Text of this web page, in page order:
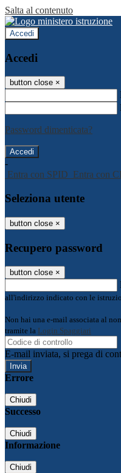
Salta al contenuto
Accedi
Accedi
button close ×
Password dimenticata?
-
Entra con SPID Entra con
Seleziona utente
button close ×
Recupero password
button close ×
all'indirizzo indicato con le
Non hai una e-mail associata al
tramite la Login Spaggiari
E-mail inviata, si prega di
Errore
Chiudi
Successo
Chiudi
Informazione
Chiudi